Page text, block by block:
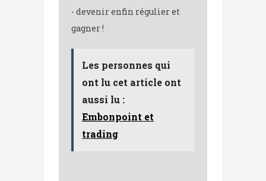
- devenir enfin régulier et
gagner !
Les personnes qui
ont lu cet article ont
aussi lu :
Embonpoint et
trading